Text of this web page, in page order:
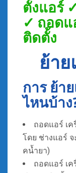
ตั้งแอร์
✓ ถอดแ
ติดตั้ง
ย้า
การ ย้า
ไหนบ้าง
ถอดแอร์ เ
โดย ช่างแอร์
คน้ำยา)
ถอดแอร์ เ